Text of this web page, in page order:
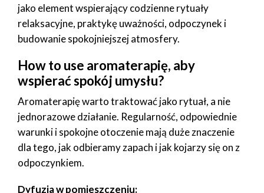
jako element wspierający codzienne rytuały
relaksacyjne, praktykę uważności, odpoczynek i
budowanie spokojniejszej atmosfery.
How to use aromaterapię, aby
wspierać spokój umysłu?
Aromaterapię warto traktować jako rytuał, a nie
jednorazowe działanie. Regularność, odpowiednie
warunki i spokojne otoczenie mają duże znaczenie
dla tego, jak odbieramy zapach i jak kojarzy się on z
odpoczynkiem.
Dyfuzja w pomieszczeniu: